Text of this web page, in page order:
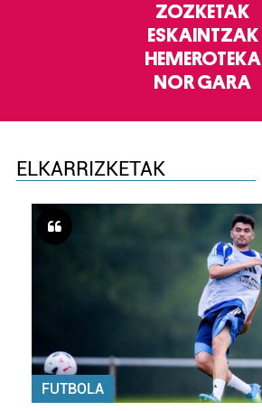
ZOZKETAK
ESKAINTZAK
HEMEROTEKA
NOR GARA
ELKARRIZKETAK
FUTBOLA